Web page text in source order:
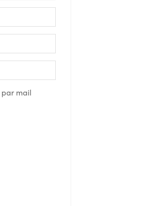
par mail